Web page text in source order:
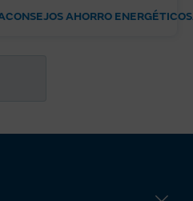
CONSEJOS AHORRO ENERGÉTICO